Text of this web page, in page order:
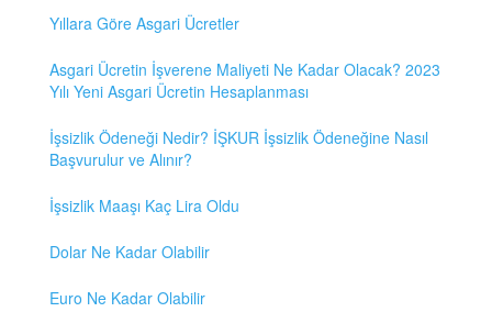
Yıllara Göre Asgari Ücretler
Asgari Ücretin İşverene Maliyeti Ne Kadar Olacak? 2023
Yılı Yeni Asgari Ücretin Hesaplanması
İşsizlik Ödeneği Nedir? İŞKUR İşsizlik Ödeneğine Nasıl
Başvurulur ve Alınır?
İşsizlik Maaşı Kaç Lira Oldu
Dolar Ne Kadar Olabilir
Euro Ne Kadar Olabilir